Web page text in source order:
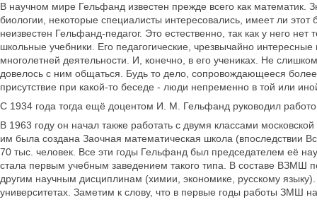
В научном мире Гельфанд известен прежде всего как математик.
биологии, некоторые специалисты интересовались, имеет ли
неизвестен Гельфанд-педагог. Это естественно, так как у него
школьные учебники. Его педагогические, чрезвычайно
многолетней деятельности. И, конечно, в его учениках. Не
довелось с ним общаться. Будь то дело, сопровождающееся
присутствие при какой-то беседе - люди непременно в той или
С 1934 года тогда ещё доцентом И. М. Гельфанд руководил
В 1963 году он начал также работать с двумя классами
им была создана Заочная математическая школа (впоследствии
70 тыс. человек. Все эти годы Гельфанд был председателем её
стала первым учебным заведением такого типа. В составе ВЗМШ
другим научным дисциплинам (химии, экономике, русскому
университетах. Заметим к слову, что в первые годы работы ЗМШ